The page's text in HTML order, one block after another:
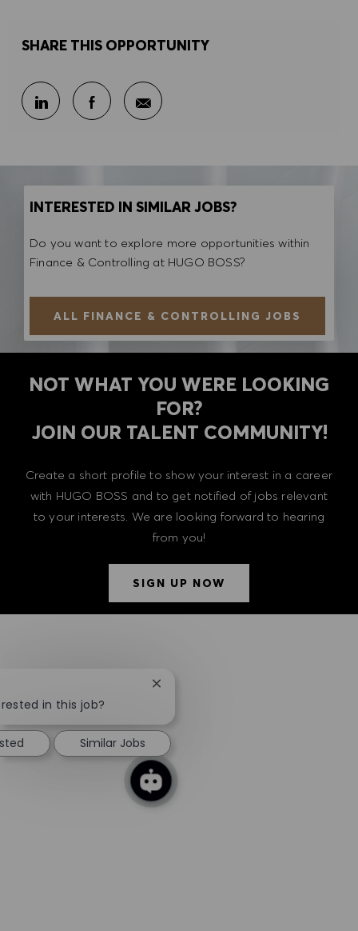
SHARE THIS OPPORTUNITY
Share via LinkedIn
Share via Facebook
Share via email
INTERESTED IN SIMILAR JOBS?
Do you want to explore more opportunities within
Finance & Controlling at HUGO BOSS?
ALL FINANCE & CONTROLLING JOBS
NOT WHAT YOU WERE LOOKING
FOR?
​​​​​​​JOIN OUR TALENT COMMUNITY!
Create a short profile to show your interest in a career
with HUGO BOSS and to get notified of jobs relevant
to your interests. We are looking forward to hearing
from you!
SIGN UP NOW
in this job?
Close chatbot notification
Similar Jobs